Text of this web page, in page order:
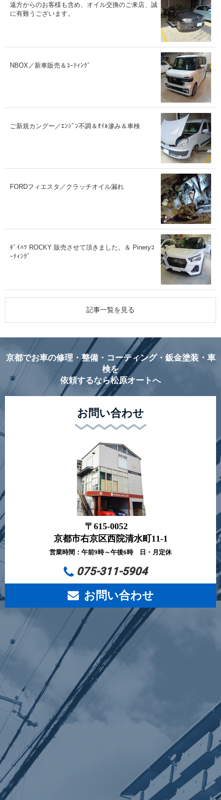
遠方からのお客様も含め、オイル交換のご来店、誠
に有難うございます。
NBOX／新車販売＆ｺｰﾃｨﾝｸﾞ
ご新規カングー／ｴﾝｼﾞﾝ不調＆ｵｲﾙ滲み＆車検
FORDフィエスタ／クラッチオイル漏れ
ﾀﾞｲﾊﾂ ROCKY 販売させて頂きました。＆ Pineryｺ
ｰﾃｨﾝｸﾞ
記事一覧を見る
京都でお車の修理・整備・コーティング・鈑金塗装・車
検を
依頼するなら松原オートへ
お問い合わせ
〒615-0052
京都市右京区西院清水町11-1
営業時間：午前9時～午後6時 日・月定休
075-311-5904
お問い合わせ